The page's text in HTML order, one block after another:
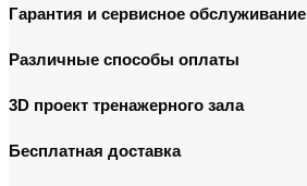
Гарантия и сервисное обслуживание
Различные способы оплаты
3D проект тренажерного зала
Бесплатная доставка